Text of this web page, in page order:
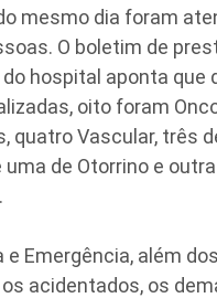
mesmo dia foram
O boletim de
hospital aponta que
oito foram
quatro Vascular, três
uma de Otorrino e
e Emergência, além
acidentados, os